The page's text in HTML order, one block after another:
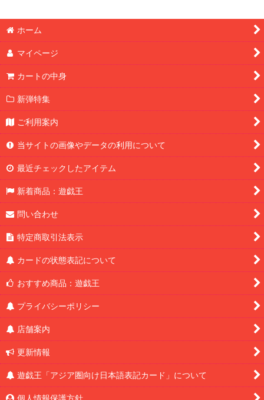
ホーム
マイページ
カートの中身
新弾特集
ご利用案内
当サイトの画像やデータの利用について
最近チェックしたアイテム
新着商品：遊戯王
問い合わせ
特定商取引法表示
カードの状態表記について
おすすめ商品：遊戯王
プライバシーポリシー
店舗案内
更新情報
遊戯王「アジア圏向け日本語表記カード」について
個人情報保護方針